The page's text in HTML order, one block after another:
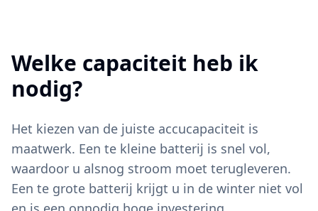
Welke capaciteit heb ik
nodig?
Het kiezen van de juiste accucapaciteit is
maatwerk. Een te kleine batterij is snel vol,
waardoor u alsnog stroom moet terugleveren.
Een te grote batterij krijgt u in de winter niet vol